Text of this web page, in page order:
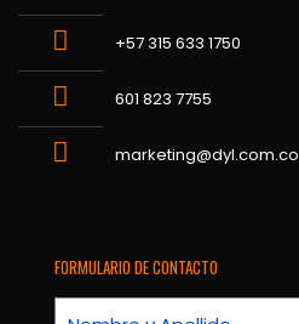
+57 315 633 1750
601 823 7755
marketing@dyl.com.co
FORMULARIO DE CONTACTO